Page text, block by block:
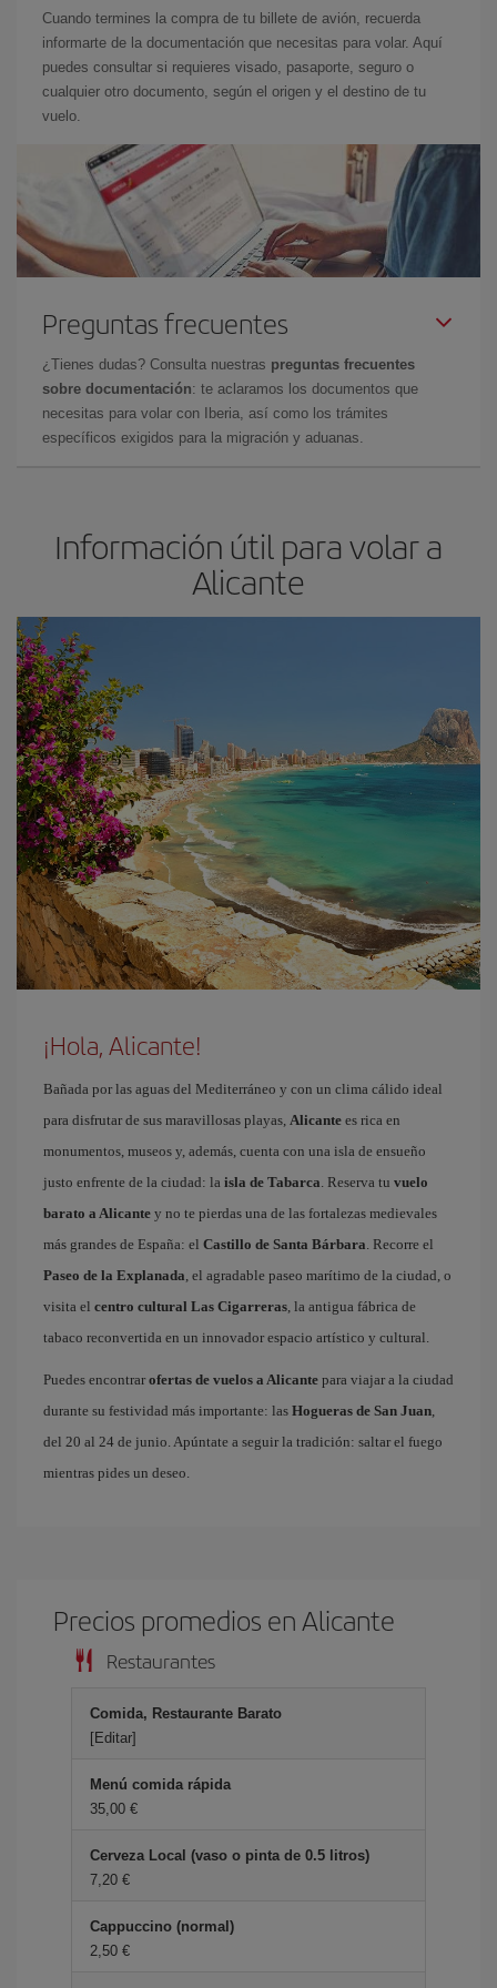
Cuando termines la compra de tu billete de avión, recuerda
informarte de la documentación que necesitas para volar. Aquí
puedes consultar si requieres visado, pasaporte, seguro o
cualquier otro documento, según el origen y el destino de tu
vuelo.
Preguntas frecuentes
¿Tienes dudas? Consulta nuestras preguntas frecuentes
sobre documentación: te aclaramos los documentos que
necesitas para volar con Iberia, así como los trámites
específicos exigidos para la migración y aduanas.
Información útil para volar a
Alicante
¡Hola, Alicante!
Bañada por las aguas del Mediterráneo y con un clima cálido ideal
para disfrutar de sus maravillosas playas, Alicante es rica en
monumentos, museos y, además, cuenta con una isla de ensueño
justo enfrente de la ciudad: la isla de Tabarca. Reserva tu vuelo
barato a Alicante y no te pierdas una de las fortalezas medievales
más grandes de España: el Castillo de Santa Bárbara. Recorre el
Paseo de la Explanada, el agradable paseo marítimo de la ciudad, o
visita el centro cultural Las Cigarreras, la antigua fábrica de
tabaco reconvertida en un innovador espacio artístico y cultural.
Puedes encontrar ofertas de vuelos a Alicante para viajar a la ciudad
durante su festividad más importante: las Hogueras de San Juan,
del 20 al 24 de junio. Apúntate a seguir la tradición: saltar el fuego
mientras pides un deseo.
Precios promedios en Alicante
Restaurantes
Comida, Restaurante Barato
[Editar]
Menú comida rápida
35,00 €
Cerveza Local (vaso o pinta de 0.5 litros)
7,20 €
Cappuccino (normal)
2,50 €